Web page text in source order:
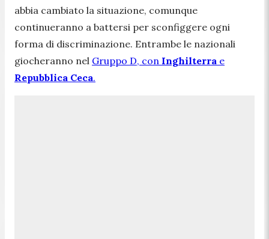
abbia cambiato la situazione, comunque
continueranno a battersi per sconfiggere ogni
forma di discriminazione. Entrambe le nazionali
giocheranno nel Gruppo D, con Inghilterra e
Repubblica Ceca.